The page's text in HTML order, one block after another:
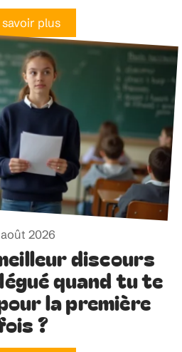
savoir plus
2026
discours
quand tu te
la première
?